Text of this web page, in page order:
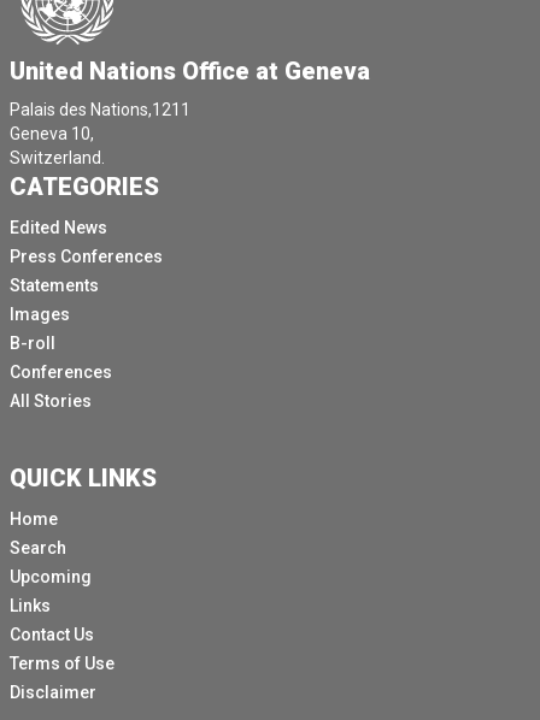
United Nations Office at Geneva
Palais des Nations,1211
Geneva 10,
Switzerland.
CATEGORIES
Edited News
Press Conferences
Statements
Images
B-roll
Conferences
All Stories
QUICK LINKS
Home
Search
Upcoming
Links
Contact Us
Terms of Use
Disclaimer